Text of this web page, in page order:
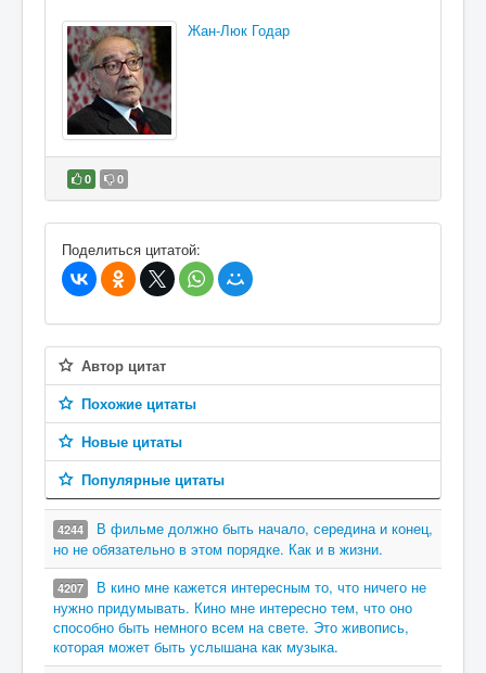
Жан-Люк Годар
0 0
В избранное
Поделиться цитатой:
Автор цитат
Похожие цитаты
Новые цитаты
Популярные цитаты
4244
В фильме должно быть начало, середина и конец,
но не обязательно в этом порядке. Как и в жизни.
4207
В кино мне кажется интересным то, что ничего не
нужно придумывать. Кино мне интересно тем, что оно
способно быть немного всем на свете. Это живопись,
которая может быть услышана как музыка.